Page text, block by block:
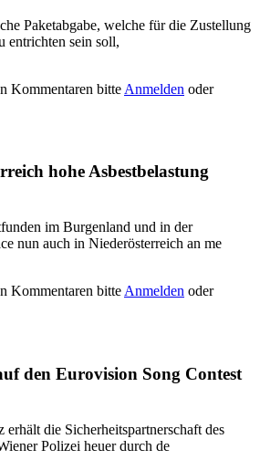
Paketabgabe, welche für die Zustellung
entrichten sein soll,
Kommentaren bitte Anmelden oder
hohe Asbestbelastung
im Burgenland und in der
nun auch in Niederösterreich an me
festgestellt
Kommentaren bitte Anmelden oder
den Eurovision Song Contest
erhält die Sicherheitspartnerschaft des
Polizei heuer durch de